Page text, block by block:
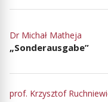
Dr Michał Matheja
„Sonderausgabe”
prof. Krzysztof